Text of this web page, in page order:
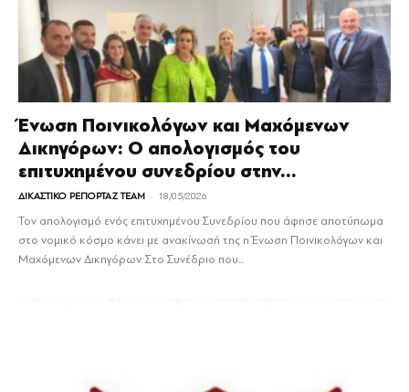
Ένωση Ποινικολόγων και Μαχόμενων
Δικηγόρων: Ο απολογισμός του
επιτυχημένου συνεδρίου στην...
ΔΙΚΑΣΤΙΚΟ ΡΕΠΟΡΤΑΖ TEAM - 18/05/2026
Τον απολογισμό ενός επιτυχημένου Συνεδρίου που άφησε αποτύπωμα
στο νομικό κόσμο κάνει με ανακίνωσή της η Ένωση Ποινικολόγων και
Μαχόμενων Δικηγόρων. Στο Συνέδριο που...